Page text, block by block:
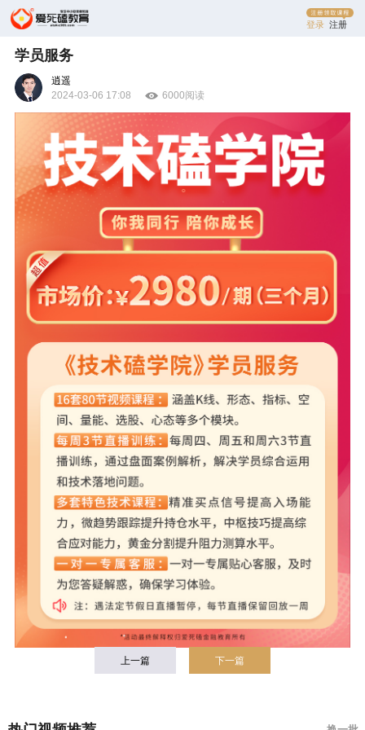
登录 注册
学员服务
逍遥
2024-03-06 17:08
6000阅读
上一篇 下一篇